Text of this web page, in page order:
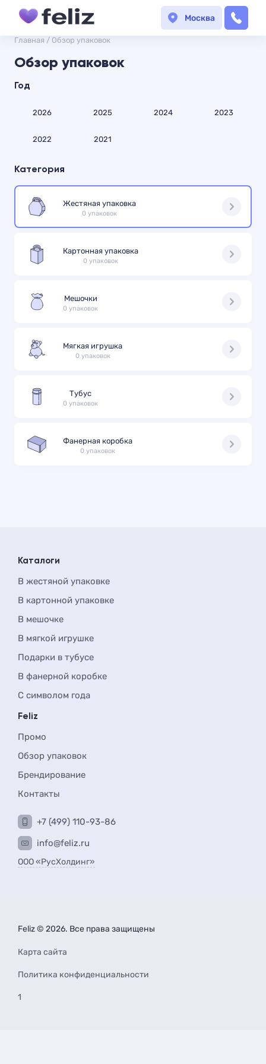
Москва
Главная / Обзор упаковок
Обзор упаковок
Год
2026 2025 2024 2023
2022 2021
Категория
Жестяная упаковка
0 упаковок
Картонная упаковка
0 упаковок
Мешочки
0 упаковок
Мягкая игрушка
0 упаковок
Тубус
0 упаковок
Фанерная коробка
0 упаковок
Каталоги
В жестяной упаковке
В картонной упаковке
В мешочке
В мягкой игрушке
Подарки в тубусе
В фанерной коробке
С символом года
Feliz
Промо
Обзор упаковок
Брендирование
Контакты
+7 (499) 110-93-86
info@feliz.ru
ООО «РусХолдинг»
Feliz © 2026. Все права защищены
Карта сайта
Политика конфиденциальности